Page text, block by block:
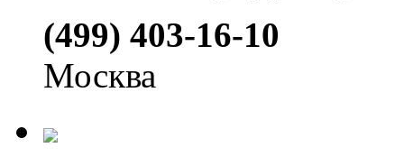
(499) 403-16-10
Москва